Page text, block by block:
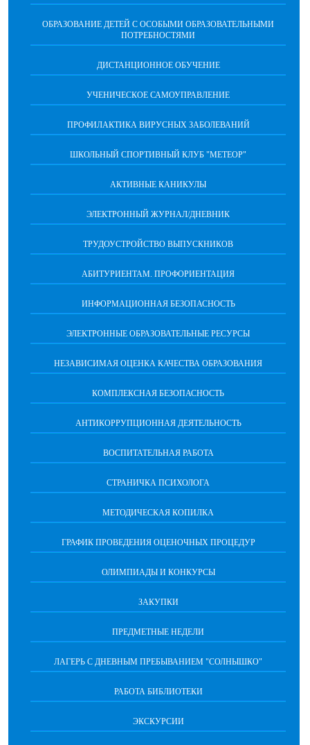
ОБРАЗОВАНИЕ ДЕТЕЙ С ОСОБЫМИ ОБРАЗОВАТЕЛЬНЫМИ
ПОТРЕБНОСТЯМИ
ДИСТАНЦИОННОЕ ОБУЧЕНИЕ
УЧЕНИЧЕСКОЕ САМОУПРАВЛЕНИЕ
ПРОФИЛАКТИКА ВИРУСНЫХ ЗАБОЛЕВАНИЙ
ШКОЛЬНЫЙ СПОРТИВНЫЙ КЛУБ "МЕТЕОР"
АКТИВНЫЕ КАНИКУЛЫ
ЭЛЕКТРОННЫЙ ЖУРНАЛ/ДНЕВНИК
ТРУДОУСТРОЙСТВО ВЫПУСКНИКОВ
АБИТУРИЕНТАМ. ПРОФОРИЕНТАЦИЯ
ИНФОРМАЦИОННАЯ БЕЗОПАСНОСТЬ
ЭЛЕКТРОННЫЕ ОБРАЗОВАТЕЛЬНЫЕ РЕСУРСЫ
НЕЗАВИСИМАЯ ОЦЕНКА КАЧЕСТВА ОБРАЗОВАНИЯ
КОМПЛЕКСНАЯ БЕЗОПАСНОСТЬ
АНТИКОРРУПЦИОННАЯ ДЕЯТЕЛЬНОСТЬ
ВОСПИТАТЕЛЬНАЯ РАБОТА
СТРАНИЧКА ПСИХОЛОГА
МЕТОДИЧЕСКАЯ КОПИЛКА
ГРАФИК ПРОВЕДЕНИЯ ОЦЕНОЧНЫХ ПРОЦЕДУР
ОЛИМПИАДЫ И КОНКУРСЫ
ЗАКУПКИ
ПРЕДМЕТНЫЕ НЕДЕЛИ
ЛАГЕРЬ С ДНЕВНЫМ ПРЕБЫВАНИЕМ "СОЛНЫШКО"
РАБОТА БИБЛИОТЕКИ
ЭКСКУРСИИ